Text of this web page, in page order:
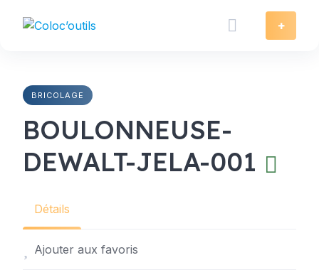
+
BRICOLAGE
BOULONNEUSE-
DEWALT-JELA-001
Détails
Ajouter aux favoris